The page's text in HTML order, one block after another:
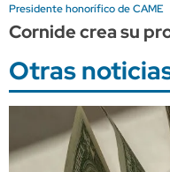
Presidente honorífico de CAME
Cornide crea su
Otras